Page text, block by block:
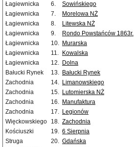
Łagiewnicka
6. Sowińskiego
Łagiewnicka
7. Morelowa NŻ
Łagiewnicka
8. Litewska NŻ
Łagiewnicka
9. Rondo Powstańców 1863r.
Łagiewnicka
10. Murarska
Łagiewnicka
11. Kowalska
Łagiewnicka
12. Dolna
Bałucki Rynek
13. Bałucki Rynek
Zachodnia
14. Limanowskiego
Zachodnia
15. Lutomierska NŻ
Zachodnia
16. Manufaktura
Zachodnia
17. Legionów
Więckowskiego
18. Zachodnia
Kościuszki
19. 6 Sierpnia
Struga
20. Gdańska